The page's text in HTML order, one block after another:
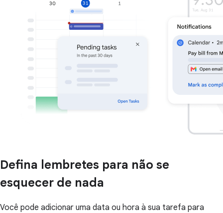
Defina lembretes para não se
esquecer de nada
Você pode adicionar uma data ou hora à sua tarefa para